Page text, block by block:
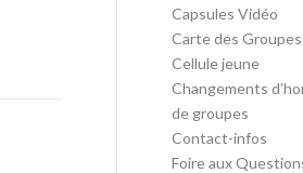
Capsules Vidéo
Carte des Groupes
Cellule jeune
Changements
de groupes
Contact-infos
Foire aux